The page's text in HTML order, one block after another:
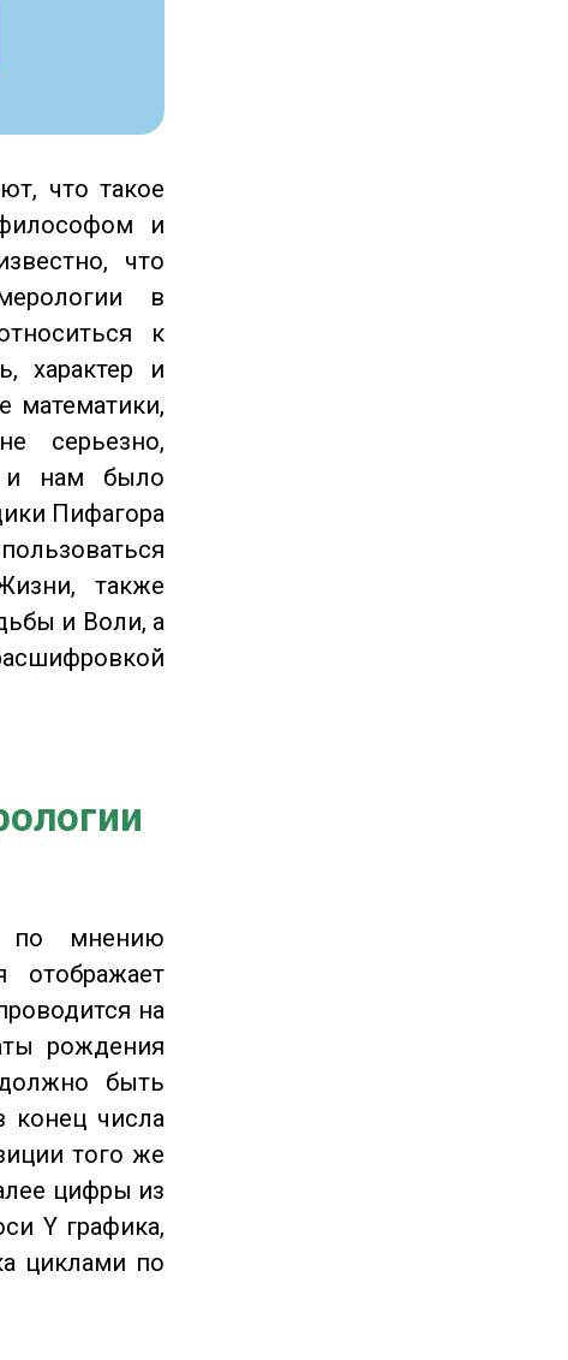
что такое
и
что
в
к
характер и
математики,
серьезно,
и нам было
Пифагора
также
и Воли, а
по мнению
отображает
на
рождения
быть
числа
того же
цифры из
Y графика,
циклами по